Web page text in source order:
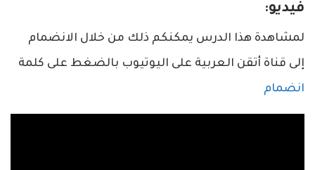
فيديو:
لمشاهدة هذا الدرس يمكنكم ذلك من خلال الانضمام
إلى قناة أتقن العربية على اليوتيوب بالضغط على كلمة
انضمام